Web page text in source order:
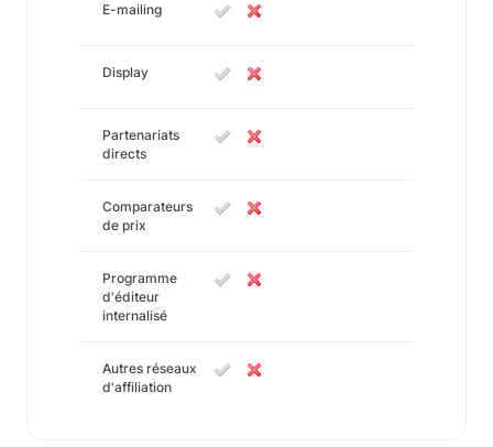
E-mailing
Display
Partenariats
directs
Comparateurs
de prix
Programme
d'éditeur
internalisé
Autres réseaux
d'affiliation